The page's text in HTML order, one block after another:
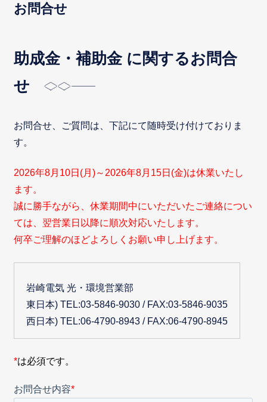
お問合せ
助成金・補助金 に関するお問合
せ
お問合せ、ご質問は、下記にて随時受け付けておりま
す。
2026年8月10日(月)～2026年8月15日(金)は休業いたし
ます。
誠に勝手ながら、休業期間中にいただいたご連絡につい
ては、翌営業日以降に順次対応いたします。
何卒ご理解のほどよろしくお願い申し上げます。
岩崎電気 光・環境営業部
東日本) TEL:03-5846-9030 / FAX:03-5846-9035
西日本) TEL:06-4790-8943 / FAX:06-4790-8945
*は必須です。